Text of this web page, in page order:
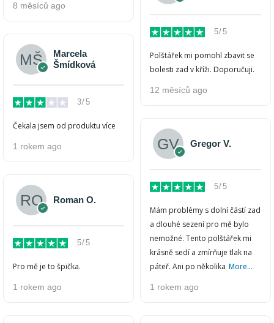
8 měsíců ago
Marcela
Šmídková
3/5
Čekala jsem od produktu více
1 rokem ago
Roman O.
5/5
Pro mě je to špička.
1 rokem ago
5/5
Polštářek mi pomohl zbavit se
bolesti zad v kříži. Doporučuji.
12 měsíců ago
Gregor V.
5/5
Mám problémy s dolní částí zad
a dlouhé sezení pro mě bylo
nemožné. Tento polštářek mi
krásně sedí a zmírňuje tlak na
páteř. Ani po několika More...
1 rokem ago